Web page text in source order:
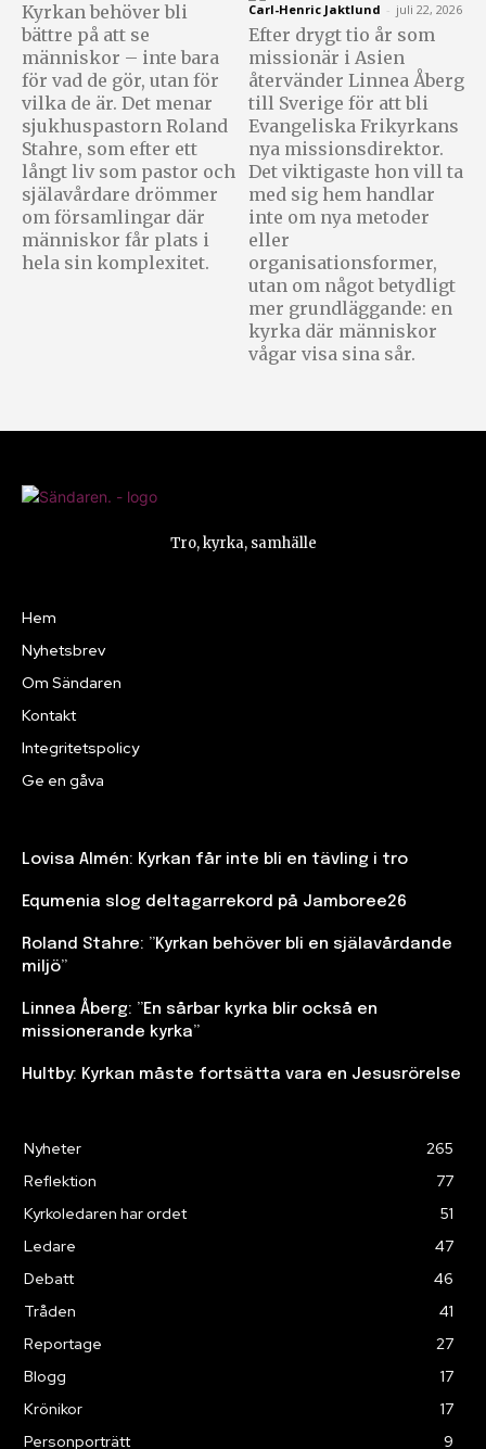
Kyrkan behöver bli
bättre på att se
människor – inte bara
för vad de gör, utan för
vilka de är. Det menar
sjukhuspastorn Roland
Stahre, som efter ett
långt liv som pastor och
själavårdare drömmer
om församlingar där
människor får plats i
hela sin komplexitet.
Carl-Henric Jaktlund - juli 22, 2026
Efter drygt tio år som
missionär i Asien
återvänder Linnea Åberg
till Sverige för att bli
Evangeliska Frikyrkans
nya missionsdirektor.
Det viktigaste hon vill ta
med sig hem handlar
inte om nya metoder
eller
organisationsformer,
utan om något betydligt
mer grundläggande: en
kyrka där människor
vågar visa sina sår.
Tro, kyrka, samhälle
Hem
Nyhetsbrev
Om Sändaren
Kontakt
Integritetspolicy
Ge en gåva
Lovisa Almén: Kyrkan får inte bli en tävling i tro
Equmenia slog deltagarrekord på Jamboree26
Roland Stahre: ”Kyrkan behöver bli en själavårdande
miljö”
Linnea Åberg: ”En sårbar kyrka blir också en
missionerande kyrka”
Hultby: Kyrkan måste fortsätta vara en Jesusrörelse
Nyheter
265
Reflektion
77
Kyrkoledaren har ordet
51
Ledare
47
Debatt
46
Tråden
41
Reportage
27
Blogg
17
Krönikor
17
Personporträtt
9